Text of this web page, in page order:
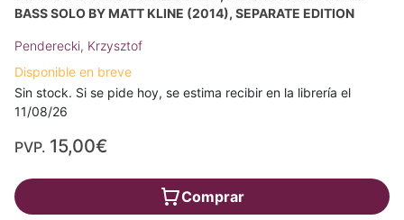
BASS SOLO BY MATT KLINE (2014), SEPARATE EDITION
Penderecki, Krzysztof
Disponible en breve
Sin stock. Si se pide hoy, se estima recibir en la librería el
11/08/26
PVP. 15,00€
Comprar